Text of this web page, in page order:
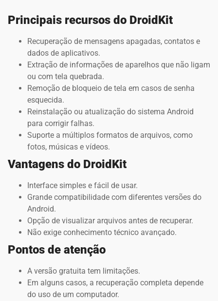
Principais recursos do DroidKit
Recuperação de mensagens apagadas, contatos e
dados de aplicativos.
Extração de informações de aparelhos que não ligam
ou com tela quebrada.
Remoção de bloqueio de tela em casos de senha
esquecida.
Reinstalação ou atualização do sistema Android
para corrigir falhas.
Suporte a múltiplos formatos de arquivos, como
fotos, músicas e vídeos.
Vantagens do DroidKit
Interface simples e fácil de usar.
Grande compatibilidade com diferentes versões do
Android.
Opção de visualizar arquivos antes de recuperar.
Não exige conhecimento técnico avançado.
Pontos de atenção
A versão gratuita tem limitações.
Em alguns casos, a recuperação completa depende
do uso de um computador.